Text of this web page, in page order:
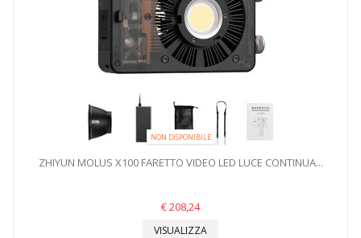
NON DISPONIBILE
ZHIYUN MOLUS X100 FARETTO VIDEO LED LUCE CONTINUA...
€ 208,24
VISUALIZZA